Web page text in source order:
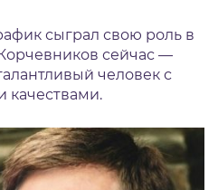
сыграл свою роль в
сейчас —
человек с